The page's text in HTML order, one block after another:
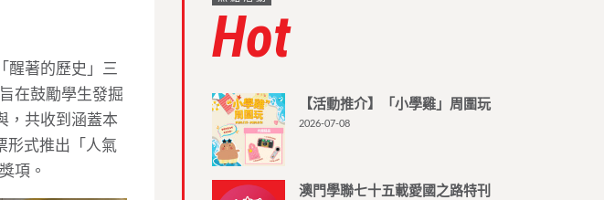
醒著的歷史」三
在鼓勵學生發掘
，共收到涵蓋本
形式推出「人氣
項。
Hot
【活動推介】「小學雞」周圍玩
2026-07-08
澳門學聯七十五載愛國之路特刊